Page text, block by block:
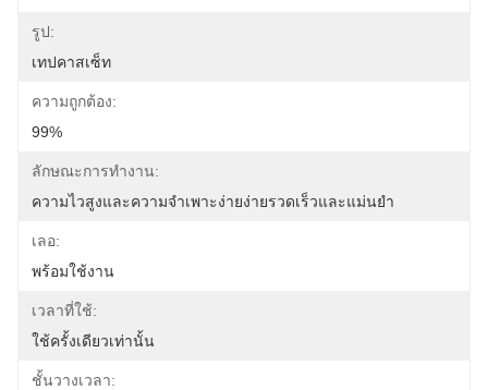
รูป:
เทปคาสเซ็ท
ความถูกต้อง:
99%
ลักษณะการทำงาน:
ความไวสูงและความจำเพาะง่ายง่ายรวดเร็วและแม่นยำ
เลอ:
พร้อมใช้งาน
เวลาที่ใช้:
ใช้ครั้งเดียวเท่านั้น
ชั้นวางเวลา: